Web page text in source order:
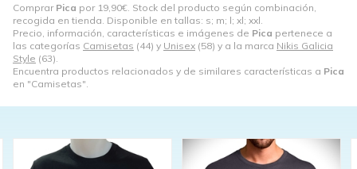
Comprar Pica por 19,90€. Stock del producto según combinación,
recogida en tienda. Disponible en tallas: s; m; l; xl; xxl.
Precio, información, características e imágenes de Pica pertenece a
las categorías Camisetas (44) y Unisex (58) y a la marca Nikis Galicia
Style (63).
Encuentra productos relacionados y de similares características a Pica
en "Camisetas".